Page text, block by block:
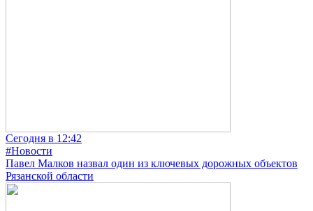
Сегодня в 12:42
#Новости
Павел Малков назвал один из ключевых дорожных объектов
Рязанской области